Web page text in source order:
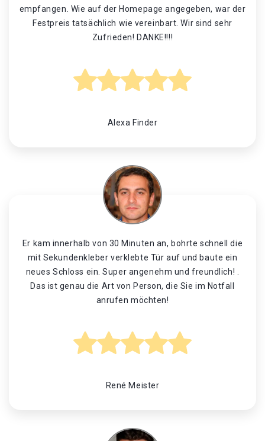
empfangen. Wie auf der Homepage angegeben, war der
Festpreis tatsächlich wie vereinbart. Wir sind sehr
Zufrieden! DANKE!!!!
Alexa Finder
Er kam innerhalb von 30 Minuten an, bohrte schnell die
mit Sekundenkleber verklebte Tür auf und baute ein
neues Schloss ein. Super angenehm und freundlich! .
Das ist genau die Art von Person, die Sie im Notfall
anrufen möchten!
René Meister